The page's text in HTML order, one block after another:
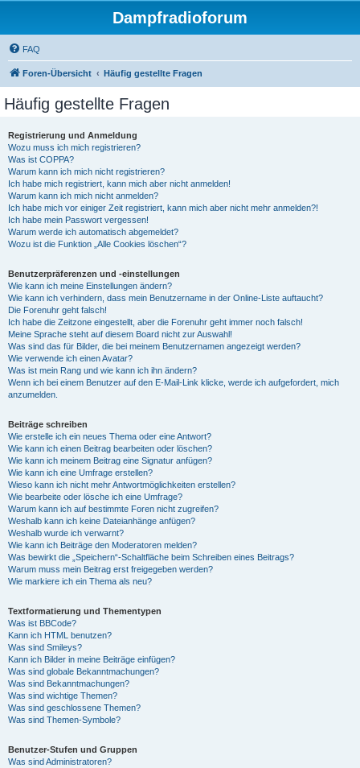
Dampfradioforum
FAQ
Foren-Übersicht Häufig gestellte Fragen
Häufig gestellte Fragen
Registrierung und Anmeldung
Wozu muss ich mich registrieren?
Was ist COPPA?
Warum kann ich mich nicht registrieren?
Ich habe mich registriert, kann mich aber nicht anmelden!
Warum kann ich mich nicht anmelden?
Ich habe mich vor einiger Zeit registriert, kann mich aber nicht mehr anmelden?!
Ich habe mein Passwort vergessen!
Warum werde ich automatisch abgemeldet?
Wozu ist die Funktion „Alle Cookies löschen“?
Benutzerpräferenzen und -einstellungen
Wie kann ich meine Einstellungen ändern?
Wie kann ich verhindern, dass mein Benutzername in der Online-Liste auftaucht?
Die Forenuhr geht falsch!
Ich habe die Zeitzone eingestellt, aber die Forenuhr geht immer noch falsch!
Meine Sprache steht auf diesem Board nicht zur Auswahl!
Was sind das für Bilder, die bei meinem Benutzernamen angezeigt werden?
Wie verwende ich einen Avatar?
Was ist mein Rang und wie kann ich ihn ändern?
Wenn ich bei einem Benutzer auf den E-Mail-Link klicke, werde ich aufgefordert, mich
anzumelden.
Beiträge schreiben
Wie erstelle ich ein neues Thema oder eine Antwort?
Wie kann ich einen Beitrag bearbeiten oder löschen?
Wie kann ich meinem Beitrag eine Signatur anfügen?
Wie kann ich eine Umfrage erstellen?
Wieso kann ich nicht mehr Antwortmöglichkeiten erstellen?
Wie bearbeite oder lösche ich eine Umfrage?
Warum kann ich auf bestimmte Foren nicht zugreifen?
Weshalb kann ich keine Dateianhänge anfügen?
Weshalb wurde ich verwarnt?
Wie kann ich Beiträge den Moderatoren melden?
Was bewirkt die „Speichern“-Schaltfläche beim Schreiben eines Beitrags?
Warum muss mein Beitrag erst freigegeben werden?
Wie markiere ich ein Thema als neu?
Textformatierung und Thementypen
Was ist BBCode?
Kann ich HTML benutzen?
Was sind Smileys?
Kann ich Bilder in meine Beiträge einfügen?
Was sind globale Bekanntmachungen?
Was sind Bekanntmachungen?
Was sind wichtige Themen?
Was sind geschlossene Themen?
Was sind Themen-Symbole?
Benutzer-Stufen und Gruppen
Was sind Administratoren?